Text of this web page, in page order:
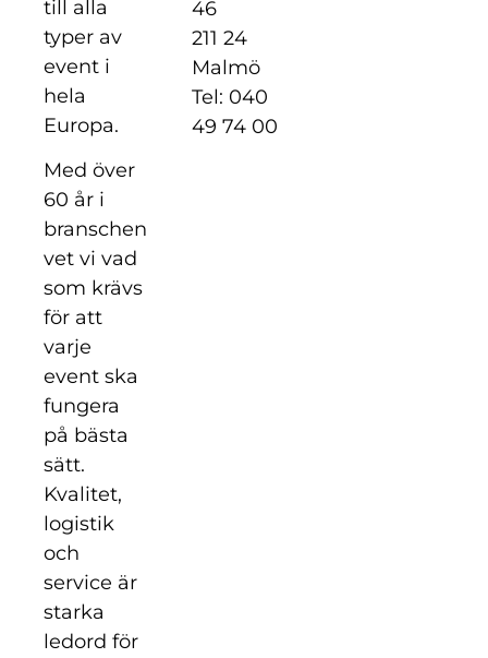
till alla
typer av
event i
hela
Europa.
Med över
60 år i
branschen
vet vi vad
som krävs
för att
varje
event ska
fungera
på bästa
sätt.
Kvalitet,
logistik
och
service är
starka
ledord för
46
211 24
Malmö
Tel: 040
49 74 00